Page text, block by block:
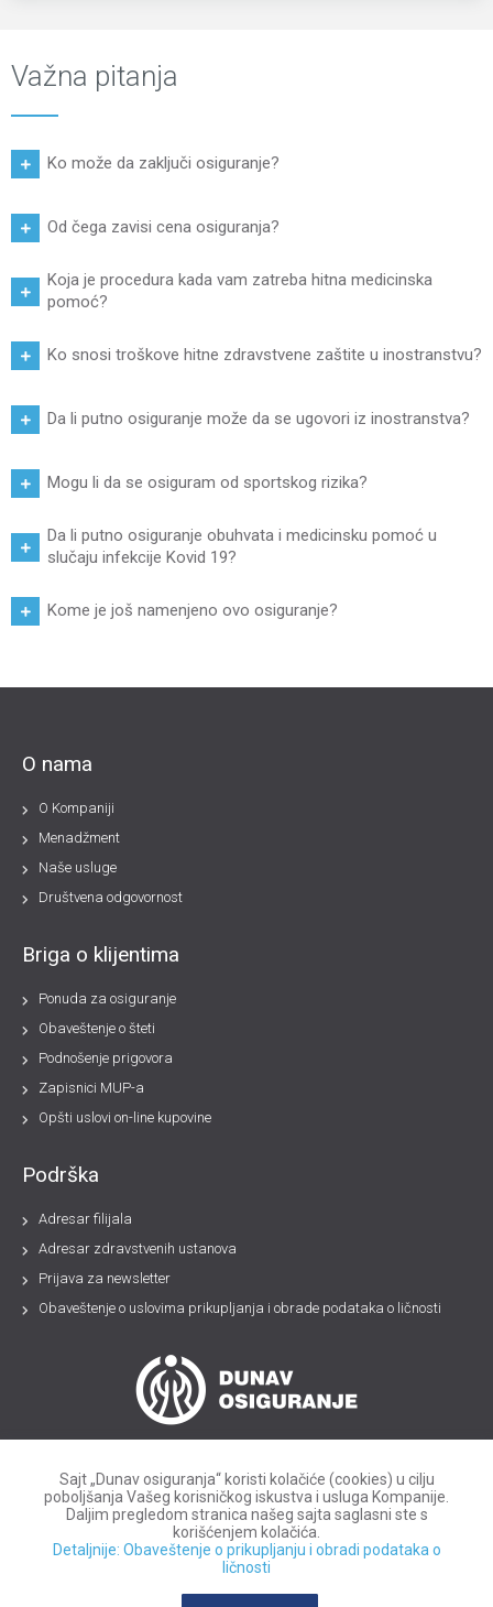
Važna pitanja
Ko može da zaključi osiguranje?
Od čega zavisi cena osiguranja?
Koja je procedura kada vam zatreba hitna medicinska
pomoć?
Ko snosi troškove hitne zdravstvene zaštite u inostranstvu?
Da li putno osiguranje može da se ugovori iz inostranstva?
Mogu li da se osiguram od sportskog rizika?
Da li putno osiguranje obuhvata i medicinsku pomoć u
slučaju infekcije Kovid 19?
Kome je još namenjeno ovo osiguranje?
O nama
O Kompaniji
Menadžment
Naše usluge
Društvena odgovornost
Briga o klijentima
Ponuda za osiguranje
Obaveštenje o šteti
Podnošenje prigovora
Zapisnici MUP-a
Opšti uslovi on-line kupovine
Podrška
Adresar filijala
Adresar zdravstvenih ustanova
Prijava za newsletter
Obaveštenje o uslovima prikupljanja i obrade podataka o ličnosti
Sajt „Dunav osiguranja“ koristi kolačiće (cookies) u cilju
poboljšanja Vašeg korisničkog iskustva i usluga Kompanije.
Daljim pregledom stranica našeg sajta saglasni ste s
korišćenjem kolačića.
Detaljnije: Obaveštenje o prikupljanju i obradi podataka o
ličnosti